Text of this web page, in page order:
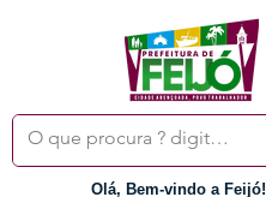
Olá, Bem-vindo a Feijó!